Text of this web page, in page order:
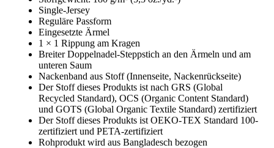
Single-Jersey
Reguläre Passform
Eingesetzte Ärmel
1 × 1 Rippung am Kragen
Breiter Doppelnadel-Steppstich an den Ärmeln und am
unteren Saum
Nackenband aus Stoff (Innenseite, Nackenrückseite)
Der Stoff dieses Produkts ist nach GRS (Global
Recycled Standard), OCS (Organic Content Standard)
und GOTS (Global Organic Textile Standard) zertifiziert
Der Stoff dieses Produkts ist OEKO-TEX Standard 100-
zertifiziert und PETA-zertifiziert
Rohprodukt wird aus Bangladesch bezogen